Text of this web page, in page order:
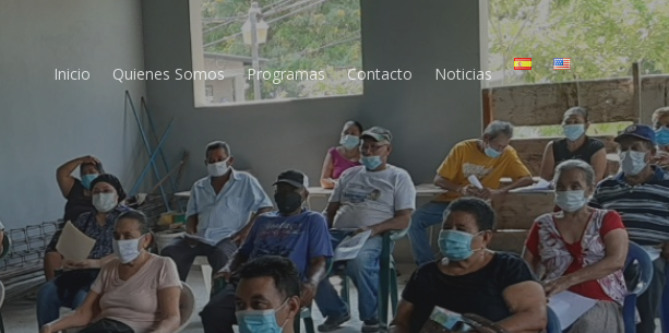
Inicio Quienes Somos Programas Contacto Noticias